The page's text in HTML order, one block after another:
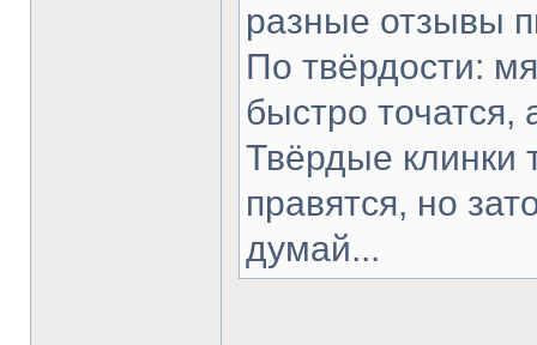
разные отзывы
По твёрдости:
быстро точатся,
Твёрдые клинки
правятся, но
думай...